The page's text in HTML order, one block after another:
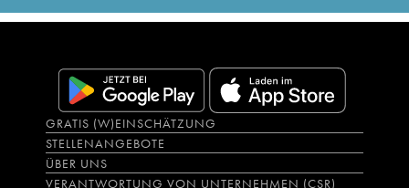
GRATIS (W)EINSCHÄTZUNG
STELLENANGEBOTE
ÜBER UNS
VERANTWORTUNG VON UNTERNEHMEN (CSR)